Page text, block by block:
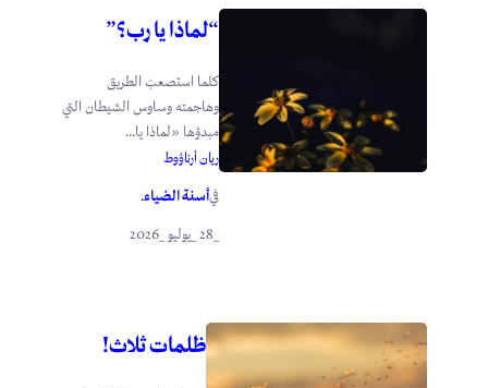
“لماذا يا رب؟”
كلما استصعبَ الطريق
وهاجمته وساوس الشيطان التي
مبدؤها «لماذا يا...
ريان أرناؤوط
فيأسنة الضياء.
ظلمات ثلاث!